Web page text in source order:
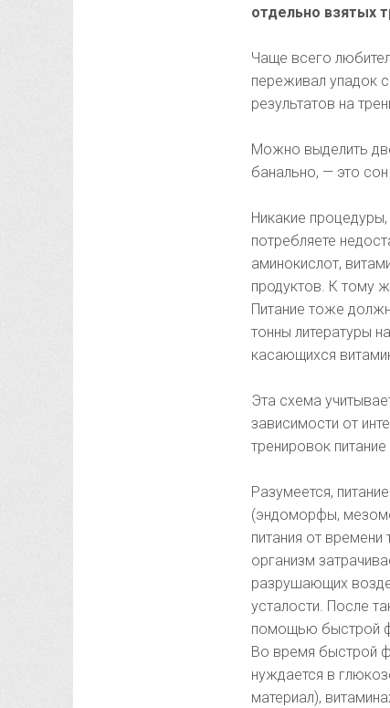
отдельно взятых
Чаще всего
переживал упадок
результатов на
Можно выделить
банально, — это сон
Никакие
потребляете
аминокислот,
продуктов. К тому
Питание тоже
тонны литературы
касающихся
Эта схема
зависимости от
тренировок
Разумеется,
(эндоморфы,
питания от времени
организм
разрушающих
усталости. После
помощью быстрой
Во время быстрой
нуждается в
материал),